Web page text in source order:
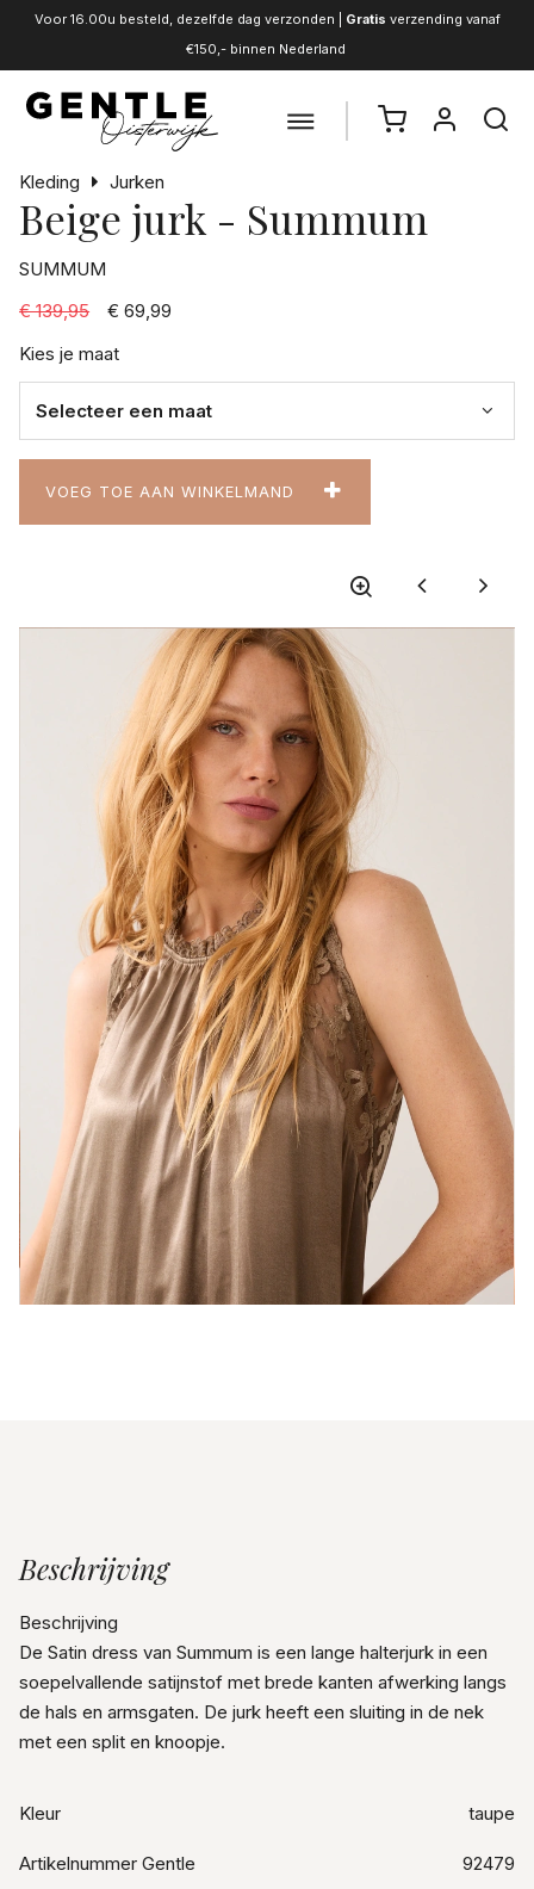
Voor 16.00u besteld, dezelfde dag verzonden | Gratis verzending vanaf
€150,- binnen Nederland
Kleding Jurken
Beige jurk - Summum
SUMMUM
€ 139,95
€ 69,99
Kies je maat
VOEG TOE AAN WINKELMAND
Beschrijving
Beschrijving
De Satin dress van Summum is een lange halterjurk in een
soepelvallende satijnstof met brede kanten afwerking langs
de hals en armsgaten. De jurk heeft een sluiting in de nek
met een split en knoopje.
Kleur taupe
Artikelnummer Gentle 92479